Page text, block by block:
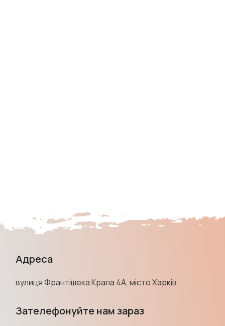
Адреса
вулиця Франтішека Крала 4А, місто Харків
Зателефонуйте нам зараз